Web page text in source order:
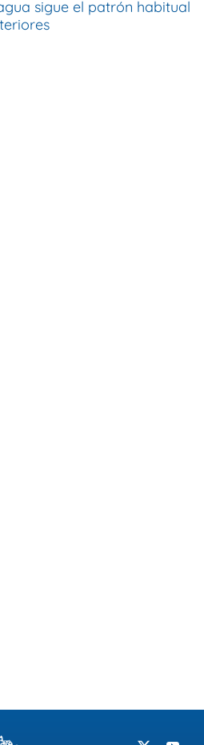
sigue el patrón habitual